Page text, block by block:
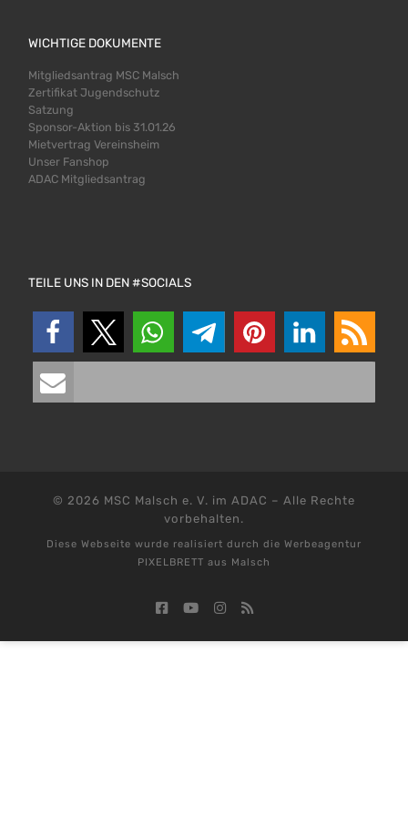
WICHTIGE DOKUMENTE
Mitgliedsantrag MSC Malsch
Zertifikat Jugendschutz
Satzung
Sponsor-Aktion bis 31.01.26
Mietvertrag Vereinsheim
Unser Fanshop
ADAC Mitgliedsantrag
TEILE UNS IN DEN #SOCIALS
© 2026 MSC Malsch e. V. im ADAC – Alle Rechte
vorbehalten.
Diese Webseite wurde realisiert durch die Werbeagentur
PIXELBRETT aus Malsch